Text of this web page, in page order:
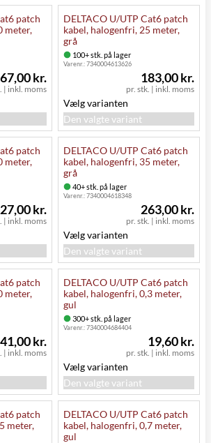
patch
meter,
| inkl. moms
kr.
DELTACO U/UTP Cat6 patch
kabel, halogenfri, 25 meter,
grå
100+ stk. på lager
Varenr.:7340004613626
pr. stk. | inkl. moms
183,00 kr.
Vælg varianten
Den valgte variant
patch
meter,
| inkl. moms
kr.
DELTACO U/UTP Cat6 patch
kabel, halogenfri, 35 meter,
grå
40+ stk. på lager
Varenr.:7340004618348
pr. stk. | inkl. moms
263,00 kr.
Vælg varianten
Den valgte variant
patch
meter,
| inkl. moms
kr.
DELTACO U/UTP Cat6 patch
kabel, halogenfri, 0,3 meter,
gul
300+ stk. på lager
Varenr.:7340004684404
pr. stk. | inkl. moms
19,60 kr.
Vælg varianten
Den valgte variant
patch
meter,
DELTACO U/UTP Cat6 patch
kabel, halogenfri, 0,7 meter,
gul